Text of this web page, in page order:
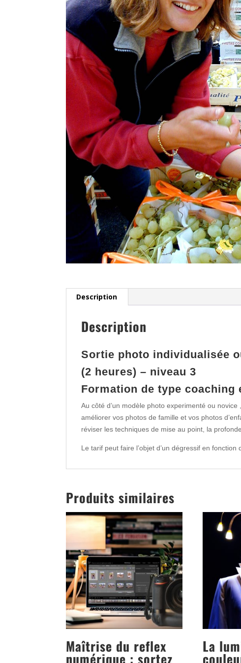
Description
Description
Sortie photo individualisée
(2 heures) – niveau 3
Formation de type coaching
Au côté d’un modèle photo experimenté ou
améliorer vos photos de famille et vos photos
réviser les techniques de mise au point, la
Le tarif peut faire l’objet d’un dégressif en fonction
Produits similaires
Maîtrise du reflex
numérique : sortez
La